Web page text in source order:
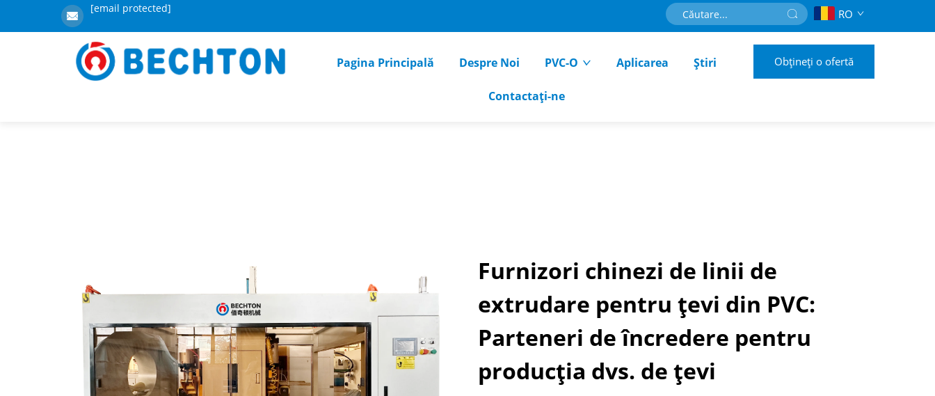
[email protected] RO
Pagina Principală Despre Noi PVC-O Aplicarea Știri
Contactați-ne
Obțineți o ofertă
Furnizori chinezi de linii de
extrudare pentru țevi din PVC:
Parteneri de încredere pentru
producția dvs. de țevi